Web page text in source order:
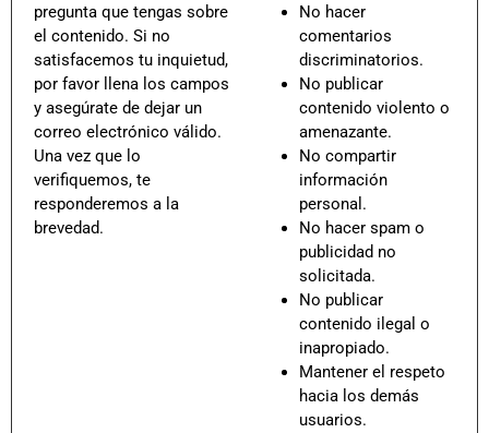
No hacer
comentarios
discriminatorios.
No publicar
contenido violento o
amenazante.
No compartir
información
personal.
No hacer spam o
publicidad no
solicitada.
No publicar
contenido ilegal o
inapropiado.
Mantener el respeto
hacia los demás
usuarios.
pregunta que tengas sobre
el contenido. Si no
satisfacemos tu inquietud,
por favor llena los campos
y asegúrate de dejar un
correo electrónico válido.
Una vez que lo
verifiquemos, te
responderemos a la
brevedad.